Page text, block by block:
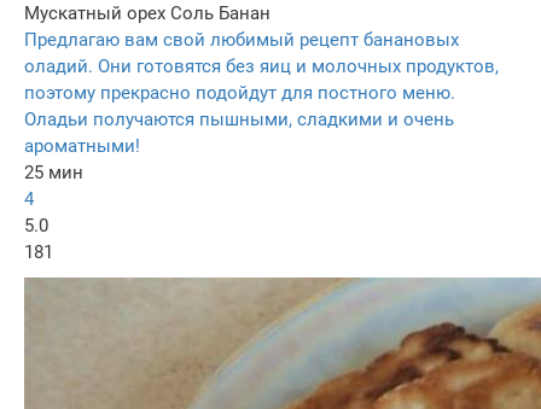
Мускатный орех Соль Банан
Предлагаю вам свой любимый рецепт банановых
оладий. Они готовятся без яиц и молочных продуктов,
поэтому прекрасно подойдут для постного меню.
Оладьи получаются пышными, сладкими и очень
ароматными!
25 мин
4
5.0
181